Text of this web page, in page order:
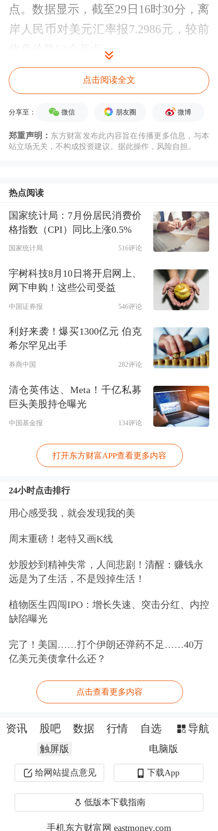
点。数据显示，截至29日16时30分，离
岸人民币对美元汇率报7.2986元，较前
收盘价跌53个基点。
8月以来，人民币对美元汇率呈现贬值
态势，在岸、离岸人民币对美元汇率均
跌破7.3元。数据显示，8月17日，在岸
人民币对美元汇率最低至7.3180元，离
记者发稿时，8月以来，在岸、离岸人
民币对美元汇率均跌超2%。
谈及近期人民币汇率走势， 国金证券
席经济学家赵伟表示，从外部因素看，
美元快速走强是人民币近期贬值主要原
因。至于本轮美元走强，一方面，受美
债供应冲击下美债利率快速上行影响；
另一方面，日本央行重启购债背景下，
日债利率回落，助推美元走强。
数据显示，截至8月29日记者发稿时，8
月以来，美元指数涨超2%；10年期美
4.34%。
“国际方面，需防范美国政策利率居高
风险一旦发生，避险情绪助推美元指数
上涨，将给人民币汇率造成较大贬值压
力。”国开证券分析师王鹏提示。
价差传递稳汇率信号
外汇交易中心公布，8月29日，银行间
外汇市场人民币对美元汇率中间价报
7.1851元，较前值调升5个基点。
率16时30分价格相比，分别有1110个基
点、1171个基点的价差，传递出稳汇率
信号。
人民币汇率中间价逆周期因子调节为稳
点击阅读全文
分享至： 微信 朋友圈 微博
郑重声明： 东方财富发布此内容旨在传播更多信息，与本
站立场无关，不构成投资建议。据此操作，风险自担。
热点阅读
国家统计局：7月份居民消费价
格指数（CPI）同比上涨0.5%
国家统计局 516评论
宇树科技8月10日将开启网上、
网下申购！这些公司受益
中国证券报 546评论
利好来袭！爆买1300亿元 伯克
希尔罕见出手
券商中国 282评论
清仓英伟达、Meta！千亿私募
巨头美股持仓曝光
中国基金报 134评论
打开东方财富APP查看更多内容
24小时点击排行
用心感受我，就会发现我的美
周末重磅！老特又画K线
炒股炒到精神失常，人间悲剧！清醒：赚钱永
远是为了生活，不是毁掉生活！
植物医生四闯IPO：增长失速、突击分红、内控
缺陷曝光
完了！美国……打个伊朗还弹药不足……40万
亿美元美债拿什么还？
点击查看更多内容
资讯 股吧 数据 行情 自选 导航
触屏版 电脑版
给网站提点意见 下载App
低版本下载指南
手机东方财富网 eastmoney.com